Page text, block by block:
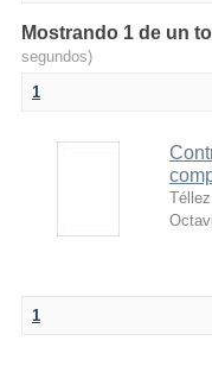
Mostrando 1 de un
segundos)
1
1